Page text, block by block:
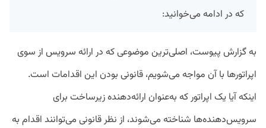
که در ادامه می‌خوانید:
به گزارش پیوست، اصلی‌ترین موضوعی که در ارائه سرویس از سوی
اپراتور‌ها با آن مواجه می‌شویم، قانونی بودن این اقدامات است.
اینکه آیا یک اپراتور که به‌عنوان ارائه‌دهنده زیرساخت برای
سرویس‌دهنده‌ها شناخته می‌شوند، از نظر قانونی می‌توانند اقدام به